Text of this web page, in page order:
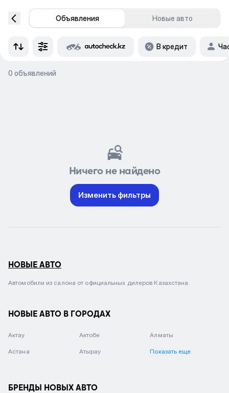
Объявления Новые авто
В кредит
0 объявлений
Ничего не найдено
Изменить фильтры
НОВЫЕ АВТО
Автомобили из салона от официальных дилеров Казахстана.
НОВЫЕ АВТО В ГОРОДАХ
Актау Актобе Алматы
Астана Атырау Показать еще
БРЕНДЫ НОВЫХ АВТО